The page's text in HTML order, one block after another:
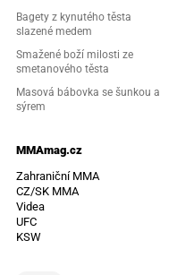
Bagety z kynutého těsta
slazené medem
Smažené boží milosti ze
smetanového těsta
Masová bábovka se šunkou a
sýrem
MMAmag.cz
Zahraniční MMA
CZ/SK MMA
Videa
UFC
KSW